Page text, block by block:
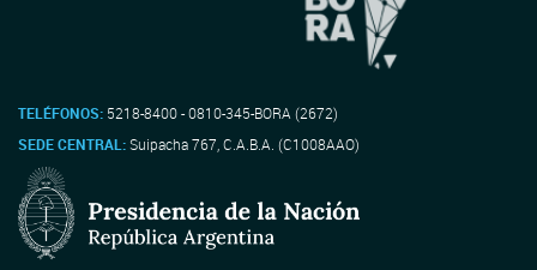
TELÉFONOS: 5218-8400 - 0810-345-BORA (2672)
SEDE CENTRAL:Suipacha 767, C.A.B.A. (C1008AAO)